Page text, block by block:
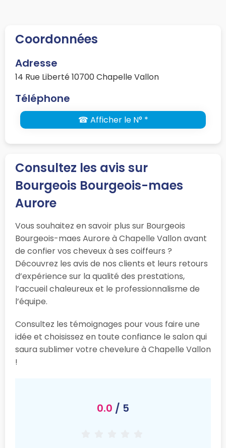
Coordonnées
Adresse
14 Rue Liberté 10700 Chapelle Vallon
Téléphone
☎ Afficher le N° *
Consultez les avis sur
Bourgeois Bourgeois-maes
Aurore
Vous souhaitez en savoir plus sur Bourgeois
Bourgeois-maes Aurore à Chapelle Vallon avant
de confier vos cheveux à ses coiffeurs ?
Découvrez les avis de nos clients et leurs retours
d’expérience sur la qualité des prestations,
l’accueil chaleureux et le professionnalisme de
l’équipe.
Consultez les témoignages pour vous faire une
idée et choisissez en toute confiance le salon qui
saura sublimer votre chevelure à Chapelle Vallon
!
0.0 / 5